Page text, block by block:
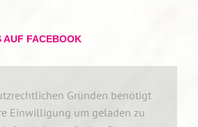
AUF FACEBOOK
Gründen benötigt
Einwilligung um geladen zu